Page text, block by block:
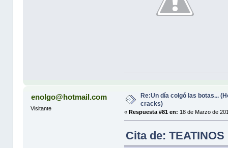
enolgo@hotmail.com
Visitante
Re:Un día colgó las botas...
cracks)
« Respuesta #81 en: 18 de Marzo de
Cita de: